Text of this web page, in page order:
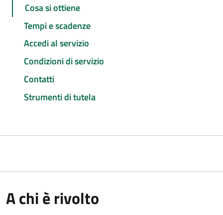
Cosa si ottiene
Tempi e scadenze
Accedi al servizio
Condizioni di servizio
Contatti
Strumenti di tutela
A chi è rivolto